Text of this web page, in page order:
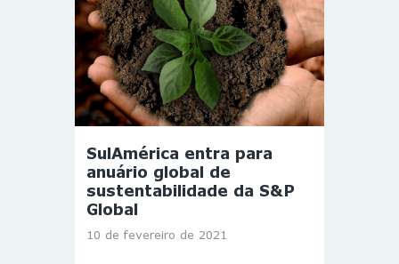
SulAmérica entra para
anuário global de
sustentabilidade da S&P
Global
10 de fevereiro de 2021